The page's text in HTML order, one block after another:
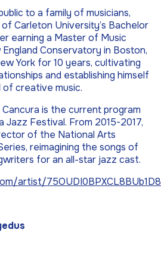
to a family of musicians,
Carleton University’s Bachelor
earning a Master of Music
Conservatory in Boston,
York for 10 years, cultivating
and establishing himself
of creative music.
is the current program
Festival. From 2015-2017,
of the National Arts
reimagining the songs of
for an all-star jazz cast.
artist/